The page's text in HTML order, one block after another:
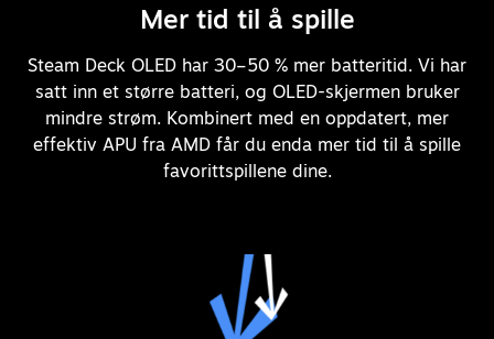
Mer tid til å spille
Steam Deck OLED har 30–50 % mer batteritid. Vi har
satt inn et større batteri, og OLED-skjermen bruker
mindre strøm. Kombinert med en oppdatert, mer
effektiv APU fra AMD får du enda mer tid til å spille
favorittspillene dine.